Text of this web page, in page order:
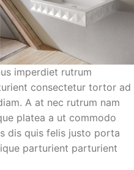
imperdiet rutrum
consectetur tortor ad
A at nec rutrum nam
platea a ut commodo
dis quis felis justo porta
parturient parturient